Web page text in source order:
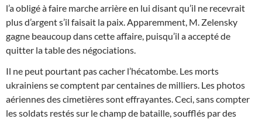
l’a obligé à faire marche arrière en lui disant qu’il ne recevrait
plus d’argent s’il faisait la paix. Apparemment, M. Zelensky
gagne beaucoup dans cette affaire, puisqu’il a accepté de
quitter la table des négociations.
Il ne peut pourtant pas cacher l’hécatombe. Les morts
ukrainiens se comptent par centaines de milliers. Les photos
aériennes des cimetières sont effrayantes. Ceci, sans compter
les soldats restés sur le champ de bataille, soufflés par des